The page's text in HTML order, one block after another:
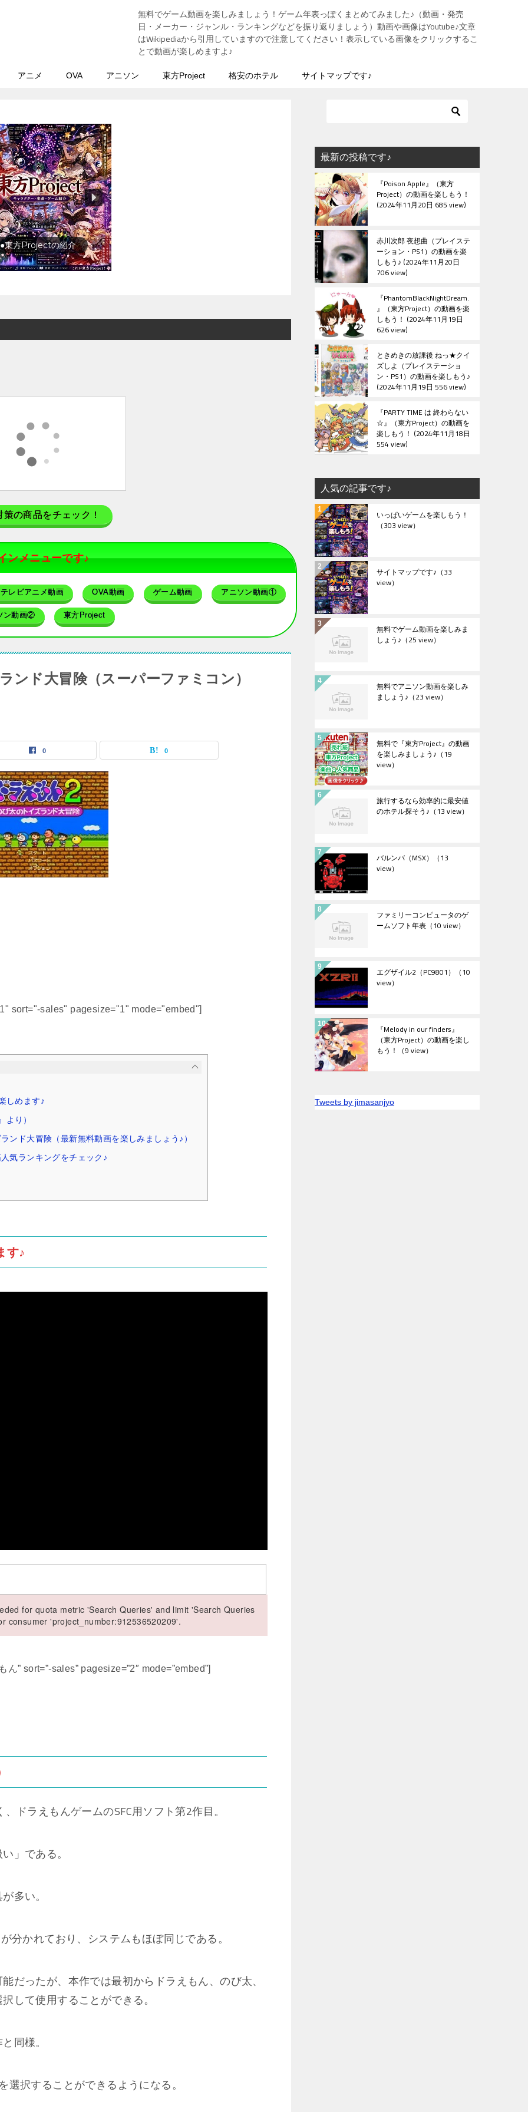
無料でゲーム動画を楽しみましょう！ゲーム年表っぽくまとめてみました♪（動画・発売
日・メーカー・ジャンル・ランキングなどを振り返りましょう）動画や画像はYoutube♪文章
はWikipediaから引用していますので注意してください！表示している画像をクリックするこ
とで動画が楽しめますよ♪
アニメ OVA アニソン 東方Project 格安のホテル サイトマップです♪
前に旅行先をチェック
の商品をチェック！
ンメニューです♪
テレビアニメ動画 OVA動画 ゲーム動画 アニソン動画①
ン動画② 東方Project
ンド大冒険（スーパーファミコン）
0 0
sort="-sales" pagesize="1" mode="embed"]
しめます♪
り）
ンド大冒険（最新無料動画を楽しみましょう♪）
気ランキングをチェック♪
す♪
for quota metric 'Search Queries' and limit 'Search Queries
consumer 'project_number:912536520209'.
” sort=”-sales” pagesize=”2″ mode=”embed”]
ドラえもんゲームのSFC用ソフト第2作目。
」である。
多い。
分かれており、システムもほぼ同じである。
だったが、本作では最初からドラえもん、のび太、
して使用することができる。
同様。
択することができるようになる。
最新の投稿です♪
『Poison Apple』（東方
Project）の動画を楽しもう！
2024年11月20日 685 view
赤川次郎 夜想曲（プレイステ
ーション・PS1）の動画を楽
しもう♪ 2024年11月20日
706 view
『PhantomBlackNightDream.
』（東方Project）の動画を楽
しもう！ 2024年11月19日
626 view
ときめきの放課後 ねっ★クイ
ズしよ（プレイステーショ
ン・PS1）の動画を楽しもう♪
2024年11月19日 556 view
『PARTY TIME は 終わらない
☆』（東方Project）の動画を
楽しもう！ 2024年11月18日
554 view
人気の記事です♪
いっぱいゲームを楽しもう！
（303 view）
サイトマップです♪ （33
view）
無料でゲーム動画を楽しみま
しょう♪ （25 view）
無料でアニソン動画を楽しみ
ましょう♪ （23 view）
無料で『東方Project』の動画
を楽しみましょう♪ （19
view）
旅行するなら効率的に最安値
のホテル探そう♪ （13 view）
バルンバ（MSX） （13
view）
ファミリーコンピュータのゲ
ームソフト年表 （10 view）
エグザイル2（PC9801） （10
view）
『Melody in our finders』
（東方Project）の動画を楽し
もう！ （9 view）
Tweets by jimasanjyo